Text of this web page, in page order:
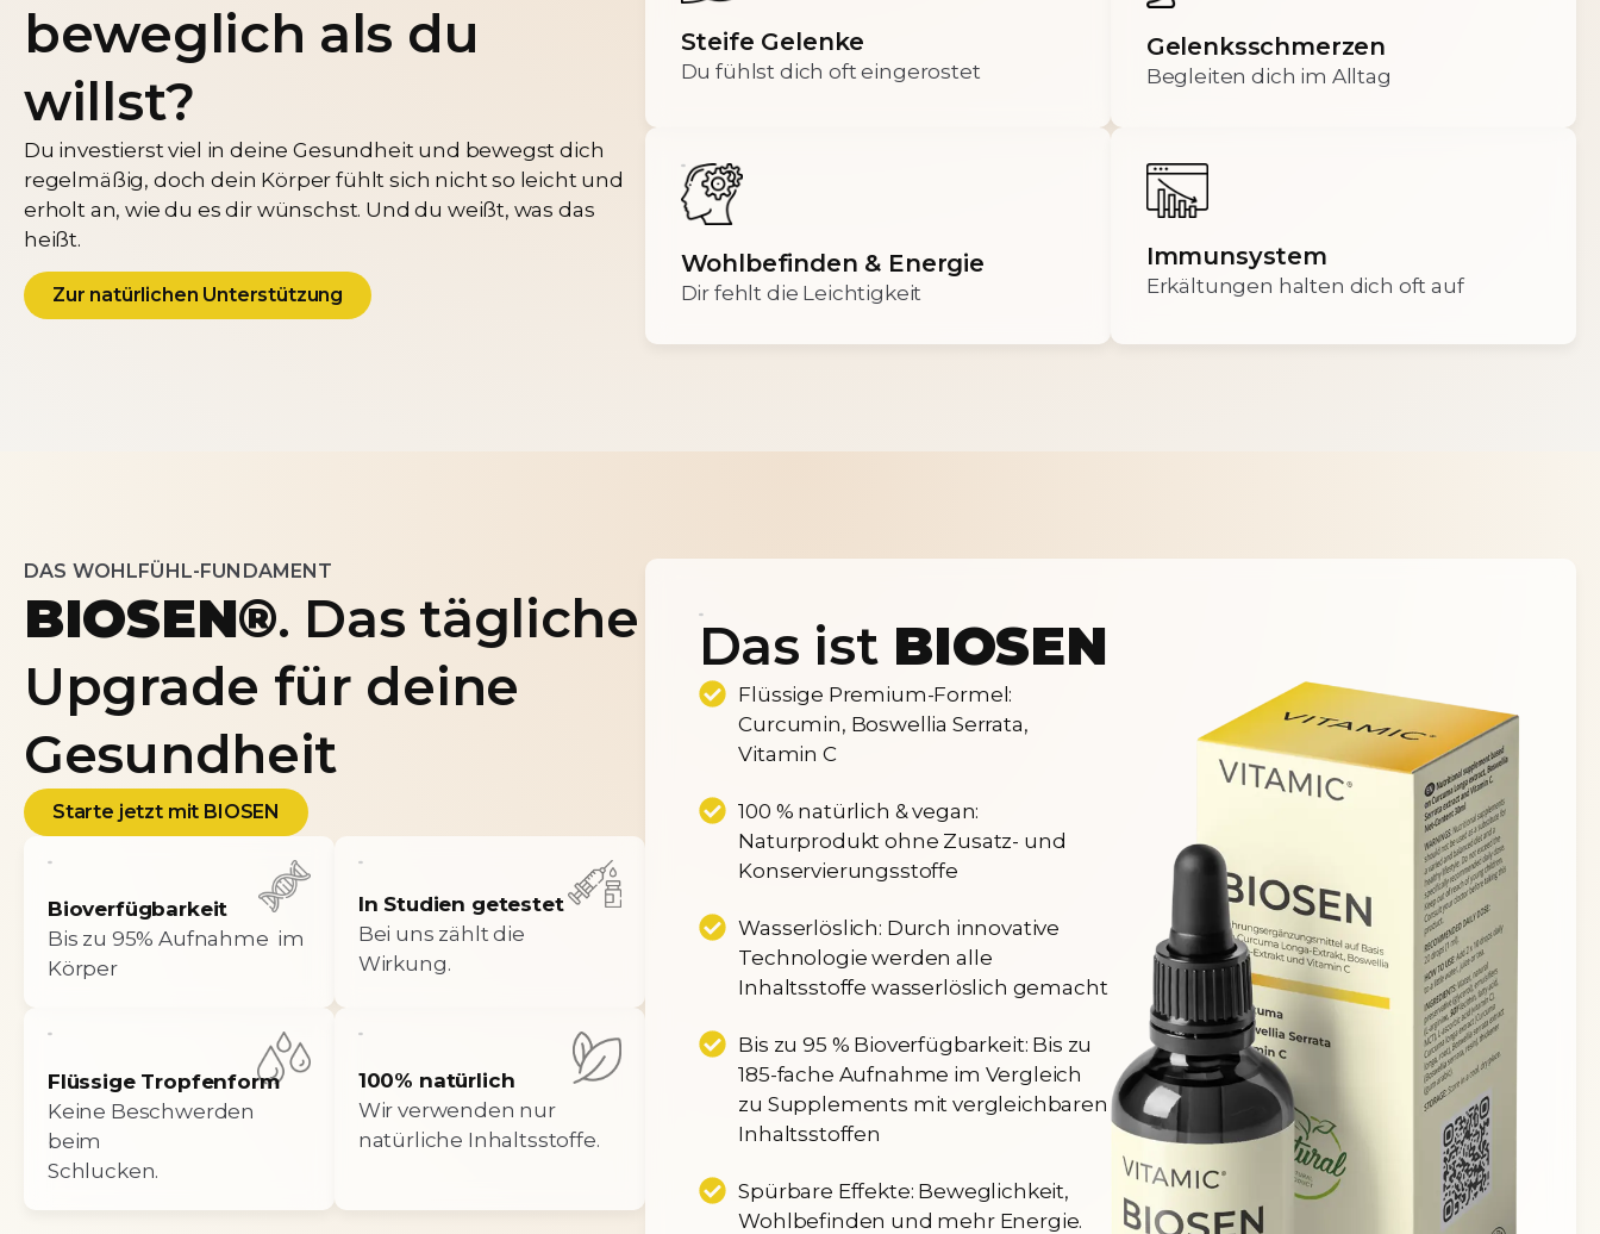
beweglich als du
willst?
Du investierst viel in deine Gesundheit und bewegst dich
regelmäßig, doch dein Körper fühlt sich nicht so leicht und
erholt an, wie du es dir wünschst. Und du weißt, was das
heißt.
Zur natürlichen Unterstützung
Steife Gelenke
Du fühlst dich oft eingerostet
Gelenksschmerzen
Begleiten dich im Alltag
Wohlbefinden & Energie
Dir fehlt die Leichtigkeit
Immunsystem
Erkältungen halten dich oft auf
DAS WOHLFÜHL-FUNDAMENT
BIOSEN®. Das tägliche
Upgrade für deine
Gesundheit
Starte jetzt mit BIOSEN
Bioverfügbarkeit
Bis zu 95% Aufnahme im
Körper
In Studien getestet
Bei uns zählt die
Wirkung.
Flüssige Tropfenform
Keine Beschwerden
beim
Schlucken.
100% natürlich
Wir verwenden nur
natürliche Inhaltsstoffe.
Das ist BIOSEN
Flüssige Premium-Formel:
Curcumin, Boswellia Serrata,
Vitamin C
100 % natürlich & vegan:
Naturprodukt ohne Zusatz- und
Konservierungsstoffe
Wasserlöslich: Durch innovative
Technologie werden alle
Inhaltsstoffe wasserlöslich gemacht
Bis zu 95 % Bioverfügbarkeit: Bis zu
185-fache Aufnahme im Vergleich
zu Supplements mit vergleichbaren
Inhaltsstoffen
Spürbare Effekte: Beweglichkeit,
Wohlbefinden und mehr Energie.